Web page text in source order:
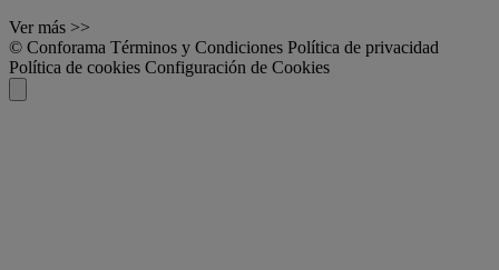
Ver más >>
© Conforama Términos y Condiciones Política de privacidad
Política de cookies Configuración de Cookies